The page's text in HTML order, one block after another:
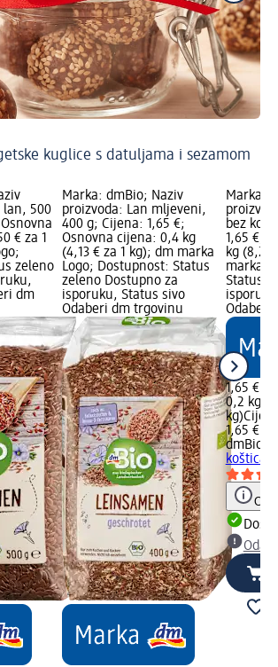
kuglice s datuljama i sezamom
lan, 500
€ za 1
zeleno
dm
Marka: dmBio; Naziv
proizvoda: Lan mljeveni,
400 g; Cijena: 1,65 €;
Osnovna cijena: 0,4 kg
(4,13 € za 1 kg); dm marka
Logo; Dostupnost: Status
zeleno Dostupno za
isporuku, Status sivo
Odaberi dm trgovinu
Marka:
bez
1,65 €;
kg (8,25
marka
Status
Odaberi
1,65 €
0,2 kg
kg)
1,65 €
dmBio
koštica,